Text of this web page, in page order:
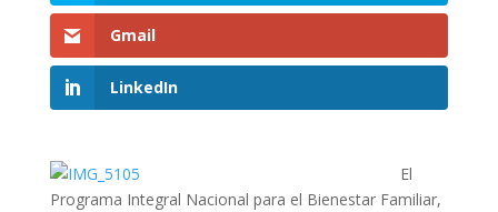
Gmail
LinkedIn
El
Programa Integral Nacional para el Bienestar Familiar,